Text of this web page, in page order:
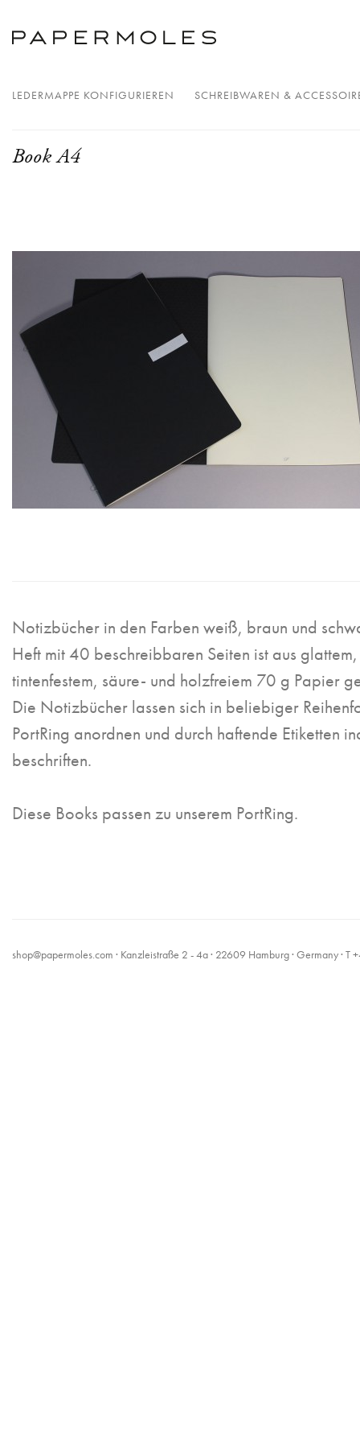
LEDERMAPPE KONFIGURIEREN SCHREIBWAREN &
Book A4
Notizbücher in den Farben weiß, braun und
Heft mit 40 beschreibbaren Seiten ist aus glattem,
tintenfestem, säure- und holzfreiem 70 g Papier
Die Notizbücher lassen sich in beliebiger
PortRing anordnen und durch haftende Etiketten
beschriften.
Diese Books passen zu unserem PortRing.
shop@papermoles.com · Kanzleistraße 2 - 4a · 22609 Hamburg · Germany ·